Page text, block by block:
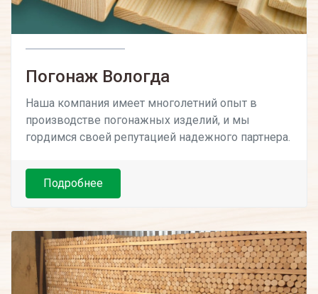
Погонаж Вологда
Наша компания имеет многолетний опыт в
производстве погонажных изделий, и мы
гордимся своей репутацией надежного партнера.
Подробнее